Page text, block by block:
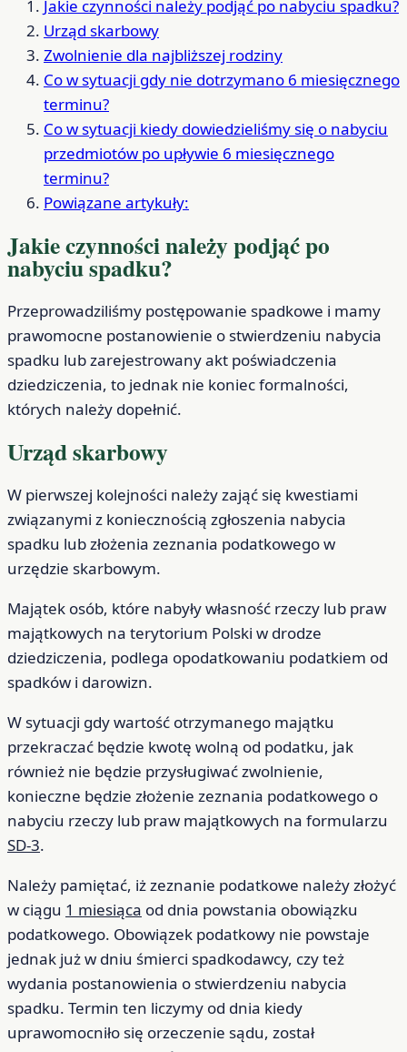
Jakie czynności należy podjąć po nabyciu spadku?
Urząd skarbowy
Zwolnienie dla najbliższej rodziny
Co w sytuacji gdy nie dotrzymano 6 miesięcznego
terminu?
Co w sytuacji kiedy dowiedzieliśmy się o nabyciu
przedmiotów po upływie 6 miesięcznego
terminu?
Powiązane artykuły:
Jakie czynności należy podjąć po
nabyciu spadku?
Przeprowadziliśmy postępowanie spadkowe i mamy
prawomocne postanowienie o stwierdzeniu nabycia
spadku lub zarejestrowany akt poświadczenia
dziedziczenia, to jednak nie koniec formalności,
których należy dopełnić.
Urząd skarbowy
W pierwszej kolejności należy zająć się kwestiami
związanymi z koniecznością zgłoszenia nabycia
spadku lub złożenia zeznania podatkowego w
urzędzie skarbowym.
Majątek osób, które nabyły własność rzeczy lub praw
majątkowych na terytorium Polski w drodze
dziedziczenia, podlega opodatkowaniu podatkiem od
spadków i darowizn.
W sytuacji gdy wartość otrzymanego majątku
przekraczać będzie kwotę wolną od podatku, jak
również nie będzie przysługiwać zwolnienie,
konieczne będzie złożenie zeznania podatkowego o
nabyciu rzeczy lub praw majątkowych na formularzu
SD-3.
Należy pamiętać, iż zeznanie podatkowe należy złożyć
w ciągu 1 miesiąca od dnia powstania obowiązku
podatkowego. Obowiązek podatkowy nie powstaje
jednak już w dniu śmierci spadkodawcy, czy też
wydania postanowienia o stwierdzeniu nabycia
spadku. Termin ten liczymy od dnia kiedy
uprawomocniło się orzeczenie sądu, został